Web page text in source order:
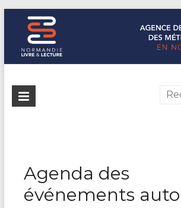
Normandie Livre &
L'agence de coopération des métiers du
Agenda des
événements